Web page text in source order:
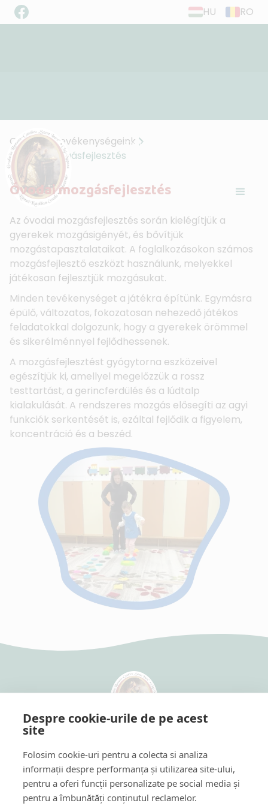
HU RO
szeretett minket...”
Címlap
Tevékenységeink
Óvodai mozgásfejlesztés
Óvodai mozgásfejlesztés
Az óvodai mozgásfejlesztés során kielégítjük a
gyerekek mozgásigényét, és bővítjük
mozgástapasztalataikat. A foglalkozásokon számos
mozgásfejlesztő eszközt használunk, melyekkel
játékosan fejlesztjük mozgásukat.
Minden tevékenységet a játékra építünk. Egymásra
épülő, változatos, fokozatosan nehezedő játékos
feladatokkal dolgozunk, hogy a gyerekek örömmel
és sikerélménnyel fejlődhessenek.
A mozgásfejlesztést gyógytorna eszközeivel
egészítjük ki, amellyel megelőzzük a rossz
testtartást, a gerincferdülés és a lúdtalp
kialakulását. A rendszeres mozgás elősegíti az agyi
funkciók serkentését is, ezáltal fejlődik a figyelem,
koncentráció és a beszéd.
Szent Imre Római Katolikus Óvoda
Cardinal Iuliu Hossu utca 22-28
Arany János utca 17
Hétfő - Péntek: 7:00-18:00
0740030906
Despre cookie-urile de pe acest
site
Folosim cookie-uri pentru a colecta si analiza
informații despre performanța și utilizarea site-ului,
pentru a oferi funcții personalizate pe social media și
pentru a îmbunătăți conținutul reclamelor.